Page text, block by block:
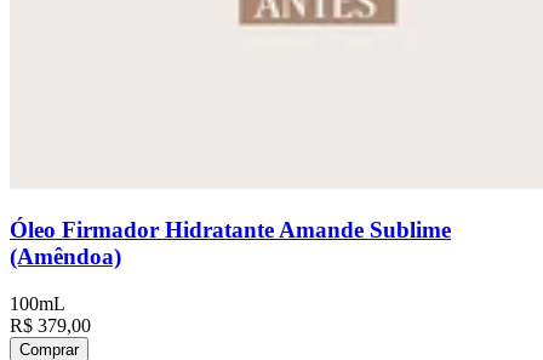
Óleo Firmador Hidratante Amande Sublime
(Amêndoa)
100mL
R$ 379,00
Comprar